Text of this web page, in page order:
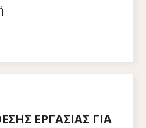
ΕΡΓΑΣΙΑΣ ΓΙΑ